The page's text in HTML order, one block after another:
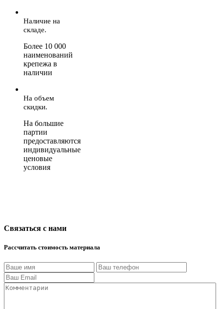
Наличие на
складе.
Более 10 000
наименований
крепежа в
наличии
На объем
скидки.
На большие
партии
предоставляются
индивидуальные
ценовые
условия
Связаться с нами
Рассчитать стоимость материала